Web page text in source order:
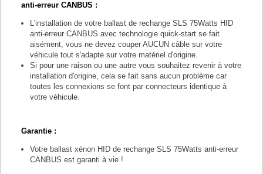
anti-erreur CANBUS :
L'installation de votre ballast de rechange SLS 75Watts HID
anti-erreur CANBUS avec technologie quick-start se fait
aisément, vous ne devez couper AUCUN câble sur votre
véhicule tout s'adapte sur votre matériel d'origine.
Si pour une raison ou une autre vous souhaitez revenir à votre
installation d'origine, cela se fait sans aucun problème car
toutes les connexions se font par connecteurs identique à
votre véhicule.
Garantie :
Votre ballast xénon HID de rechange SLS 75Watts anti-erreur
CANBUS est garanti à vie !